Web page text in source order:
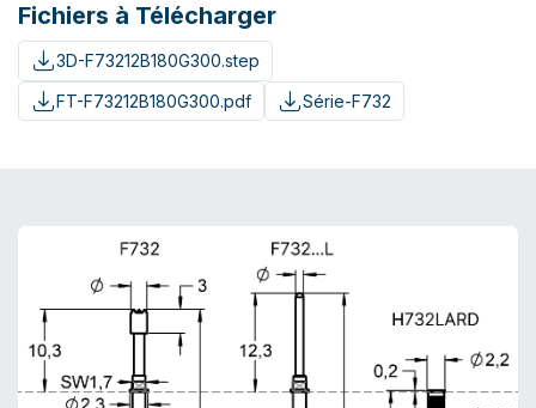
Fichiers à Télécharger
3D-F73212B180G300.step
FT-F73212B180G300.pdf
Série-F732